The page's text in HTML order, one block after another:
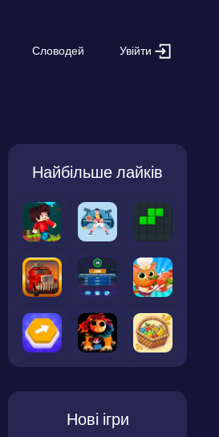
Словодей Увійти
Найбільше лайків
Нові ігри